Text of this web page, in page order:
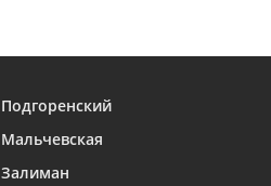
Подгоренский
Мальчевская
Залиман